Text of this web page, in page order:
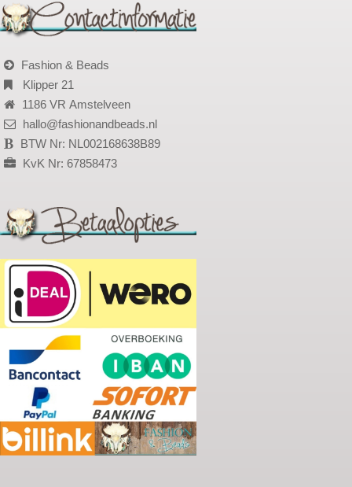
Fashion & Beads
Klipper 21
1186 VR Amstelveen
hallo@fashionandbeads.nl
BTW Nr: NL002168638B89
KvK Nr: 67858473